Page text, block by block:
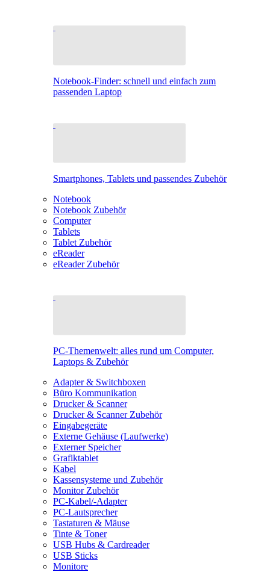
Notebook-Finder: schnell und einfach zum
passenden Laptop
Smartphones, Tablets und passendes Zubehör
Notebook
Notebook Zubehör
Computer
Tablets
Tablet Zubehör
eReader
eReader Zubehör
PC-Themenwelt: alles rund um Computer,
Laptops & Zubehör
Adapter & Switchboxen
Büro Kommunikation
Drucker & Scanner
Drucker & Scanner Zubehör
Eingabegeräte
Externe Gehäuse (Laufwerke)
Externer Speicher
Grafiktablet
Kabel
Kassensysteme und Zubehör
Monitor Zubehör
PC-Kabel/-Adapter
PC-Lautsprecher
Tastaturen & Mäuse
Tinte & Toner
USB Hubs & Cardreader
USB Sticks
Monitore